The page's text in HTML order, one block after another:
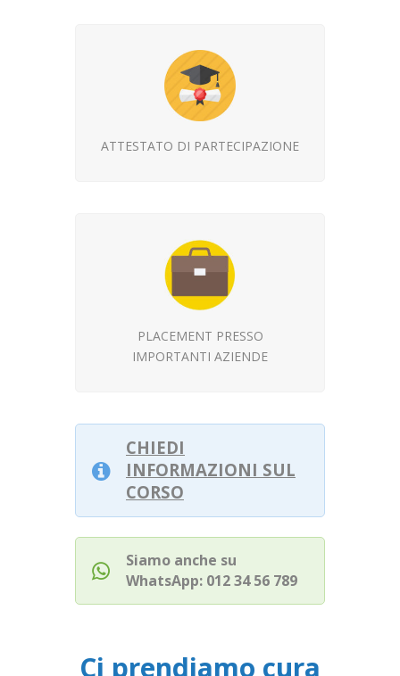
ATTESTATO DI PARTECIPAZIONE
PLACEMENT PRESSO
IMPORTANTI AZIENDE
CHIEDI
INFORMAZIONI SUL
CORSO
Siamo anche su
WhatsApp: 012 34 56 789
Ci prendiamo cura